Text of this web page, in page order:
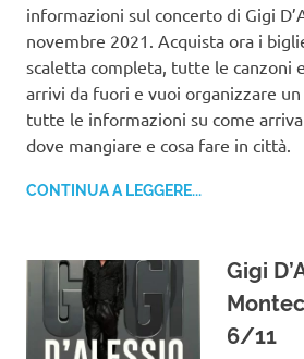
informazioni sul concerto di Gigi
novembre 2021. Acquista ora i
scaletta completa, tutte le canzoni
arrivi da fuori e vuoi organizzare
tutte le informazioni su come
dove mangiare e cosa fare in città.
CONTINUA A LEGGERE...
Gigi
6/11